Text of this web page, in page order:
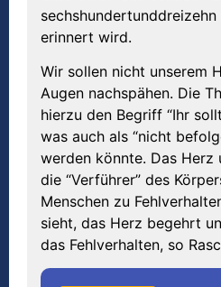
erinnert wird.
Wir sollen nicht unserem
Augen nachspähen. Die
hierzu den Begriff “Ihr
was auch als “nicht
werden könnte. Das Herz
die “Verführer” des
Menschen zu
sieht, das Herz begehrt
das Fehlverhalten, so